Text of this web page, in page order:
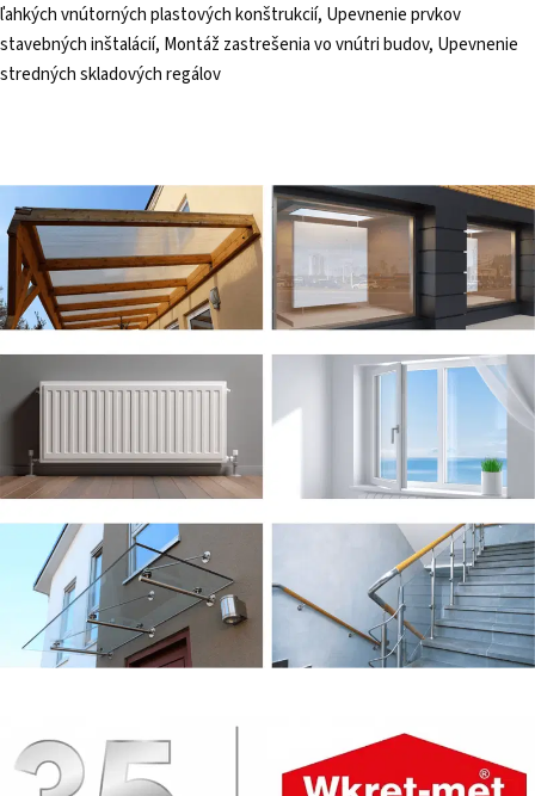
ľahkých vnútorných plastových konštrukcií, Upevnenie prvkov
stavebných inštalácií, Montáž zastrešenia vo vnútri budov, Upevnenie
stredných skladových regálov